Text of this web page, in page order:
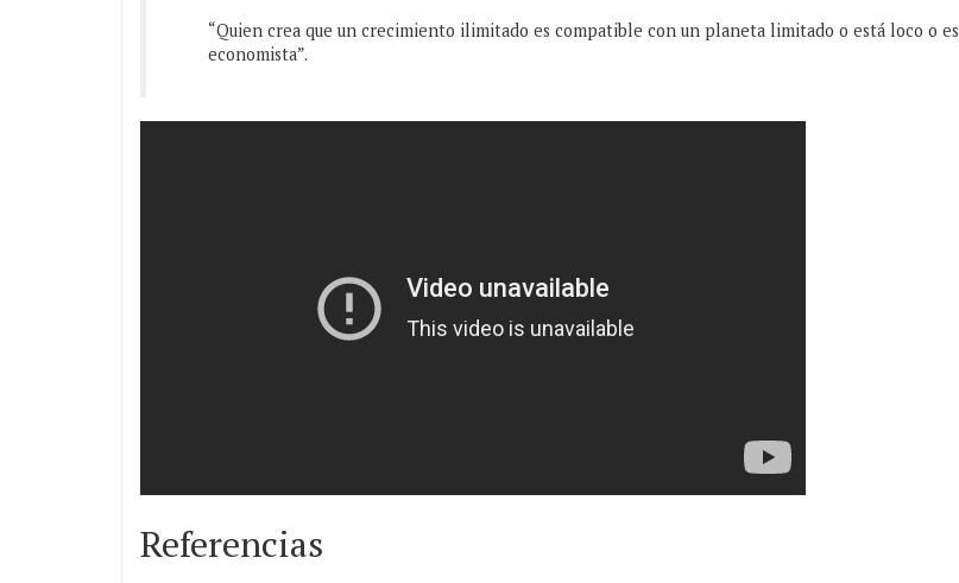
“Quien crea que un crecimiento ilimitado es compatible con un planeta limitado o está loco o es
economista”.
Referencias